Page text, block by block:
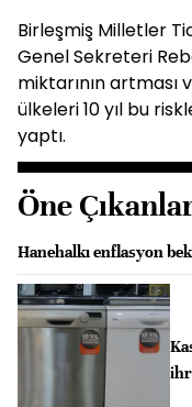
Birleşmiş Milletler
Genel Sekreteri
miktarının artması
ülkeleri 10 yıl bu
yaptı.
Öne
Hanehalkı enflasyon